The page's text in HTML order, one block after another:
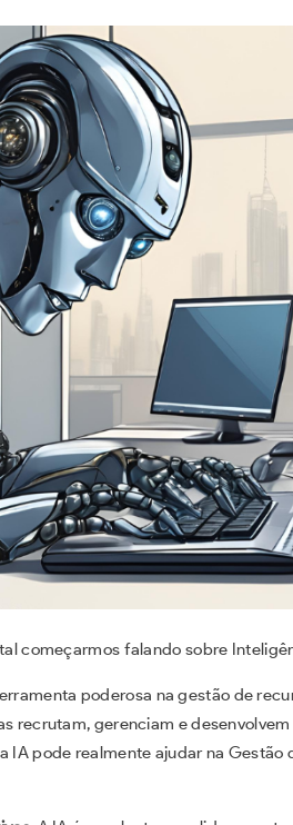
começarmos falando sobre
poderosa na gestão de
recrutam, gerenciam e desenvolvem
IA pode realmente ajudar na Gestão